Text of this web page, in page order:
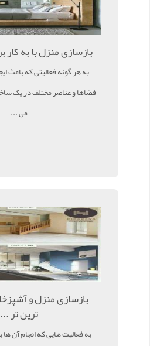
بازسازی منزل با به
به هر گونه فعالیتی که باعث
فضاها و عناصر مختلف در یک
می ...
بازسازی منزل و
ترین تر ...
به فعالیت هایی که انجام آن